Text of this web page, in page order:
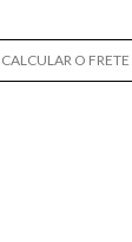
CALCULAR O FRETE